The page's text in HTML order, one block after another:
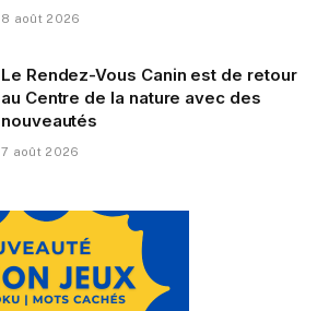
8 août 2026
Le Rendez-Vous Canin est de retour
au Centre de la nature avec des
nouveautés
7 août 2026